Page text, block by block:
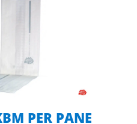
PER PANE